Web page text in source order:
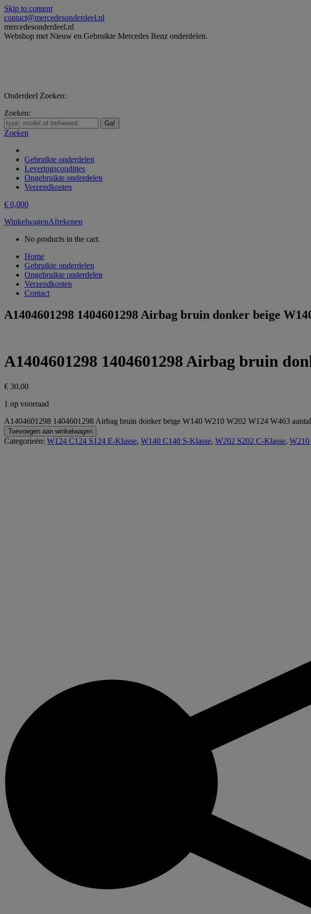
Skip to content
contact@mercedesonderdeel.nl
mercedesonderdeel.nl
Webshop met Nieuw en Gebruikte Mercedes Benz onderdelen.
Onderdeel Zoeken:
Zoeken:
Zoeken
Gebruikte onderdelen
Leveringscondities
Ongebruikte onderdelen
Verzendkosten
€ 0,000
WinkelwagenAfrekenen
No products in the cart.
Home
Gebruikte onderdelen
Ongebruikte onderdelen
Verzendkosten
Contact
A1404601298 1404601298 Airbag bruin donker beige
A1404601298 1404601298 Airbag bruin
€ 30,00
1 op voorraad
A1404601298 1404601298 Airbag bruin donker beige W140 W210 W202 W124 W463 aantal
Toevoegen aan winkelwagen
Categorieën: W124 C124 S124 E-Klasse, W140 C140 S-Klasse, W202 S202 C-Klasse, W210